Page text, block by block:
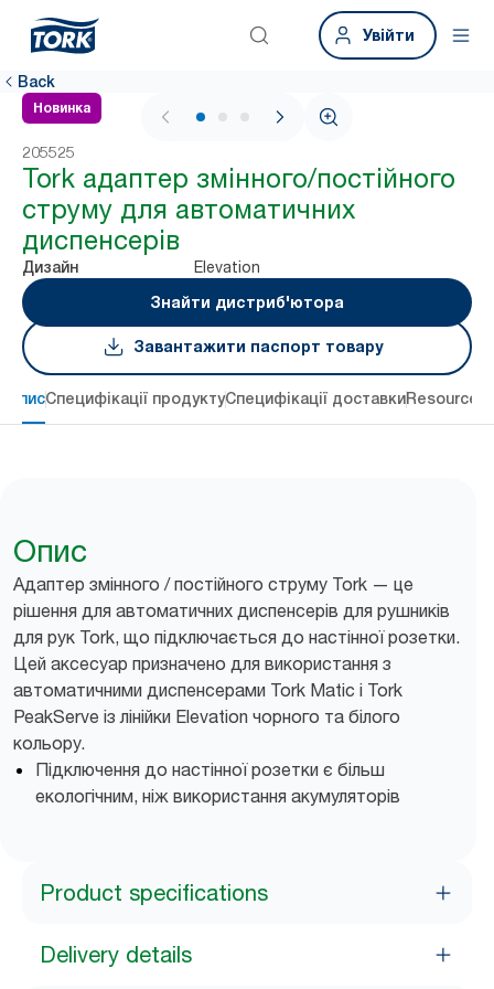
Увійти
Back
Новинка
1 / 3
205525
Tork адаптер змінного/постійного
струму для автоматичних
диспенсерів
Дизайн
Elevation
Знайти дистриб'ютора
Завантажити паспорт товару
ОписСпецифікації продуктуСпецифікації доставкиResources
Опис
Адаптер змінного / постійного струму Tork — це
рішення для автоматичних диспенсерів для рушників
для рук Tork, що підключається до настінної розетки.
Цей аксесуар призначено для використання з
автоматичними диспенсерами Tork Matic і Tork
PeakServe із лінійки Elevation чорного та білого
кольору.
Підключення до настінної розетки є більш
екологічним, ніж використання акумуляторів
Product specifications
Delivery details